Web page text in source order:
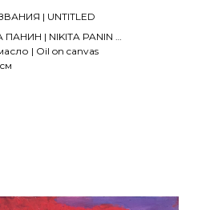
| UNTITLED
| NIKITA PANIN
| Oil on canvas